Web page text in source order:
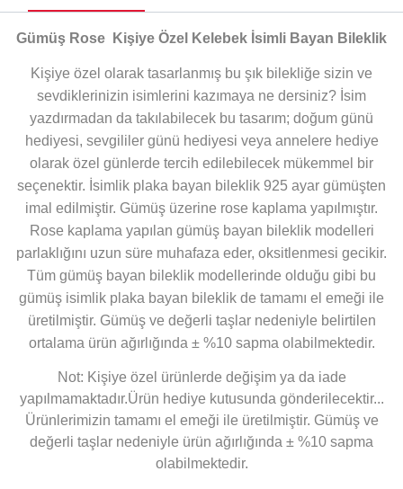
Gümüş Rose Kişiye Özel Kelebek İsimli Bayan Bileklik
Kişiye özel olarak tasarlanmış bu şık bilekliğe sizin ve
sevdiklerinizin isimlerini kazımaya ne dersiniz? İsim
yazdırmadan da takılabilecek bu tasarım; doğum günü
hediyesi, sevgililer günü hediyesi veya annelere hediye
olarak özel günlerde tercih edilebilecek mükemmel bir
seçenektir. İsimlik plaka bayan bileklik 925 ayar gümüşten
imal edilmiştir. Gümüş üzerine rose kaplama yapılmıştır.
Rose kaplama yapılan gümüş bayan bileklik modelleri
parlaklığını uzun süre muhafaza eder, oksitlenmesi gecikir.
Tüm gümüş bayan bileklik modellerinde olduğu gibi bu
gümüş isimlik plaka bayan bileklik de tamamı el emeği ile
üretilmiştir. Gümüş ve değerli taşlar nedeniyle belirtilen
ortalama ürün ağırlığında ± %10 sapma olabilmektedir.
Not: Kişiye özel ürünlerde değişim ya da iade
yapılmamaktadır.Ürün hediye kutusunda gönderilecektir...
Ürünlerimizin tamamı el emeği ile üretilmiştir. Gümüş ve
değerli taşlar nedeniyle ürün ağırlığında ± %10 sapma
olabilmektedir.